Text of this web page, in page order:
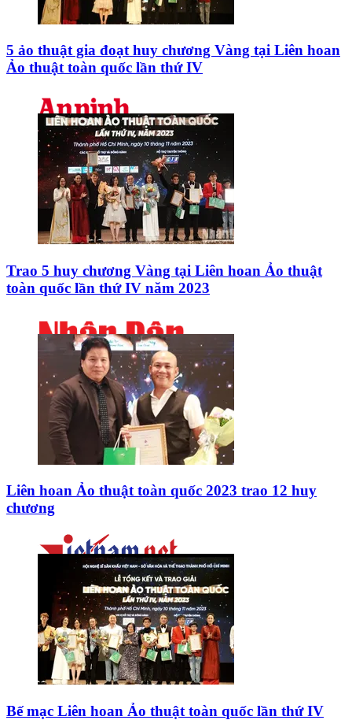
5 ảo thuật gia đoạt huy chương Vàng tại Liên hoan
Ảo thuật toàn quốc lần thứ IV
Trao 5 huy chương Vàng tại Liên hoan Ảo thuật
toàn quốc lần thứ IV năm 2023
Liên hoan Ảo thuật toàn quốc 2023 trao 12 huy
chương
Bế mạc Liên hoan Ảo thuật toàn quốc lần thứ IV